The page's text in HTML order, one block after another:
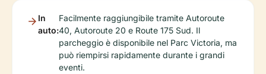
In
auto:
Facilmente raggiungibile tramite Autoroute
40, Autoroute 20 e Route 175 Sud. Il
parcheggio è disponibile nel Parc Victoria, ma
può riempirsi rapidamente durante i grandi
eventi.